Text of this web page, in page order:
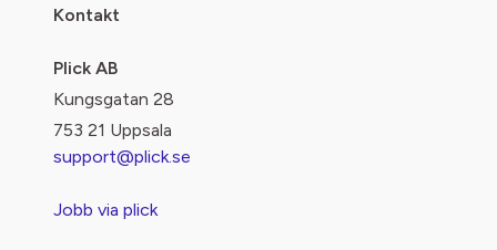
Kontakt
Plick AB
Kungsgatan 28
753 21 Uppsala
support@plick.se
Jobb via plick